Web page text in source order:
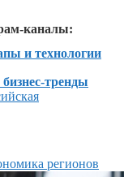
каналы:
и технологии
тренды
регионов